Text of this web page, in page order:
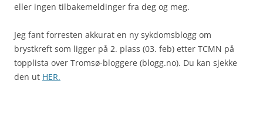
eller ingen tilbakemeldinger fra deg og meg.
Jeg fant forresten akkurat en ny sykdomsblogg om
brystkreft som ligger på 2. plass (03. feb) etter TCMN på
topplista over Tromsø-bloggere (blogg.no). Du kan sjekke
den ut HER.